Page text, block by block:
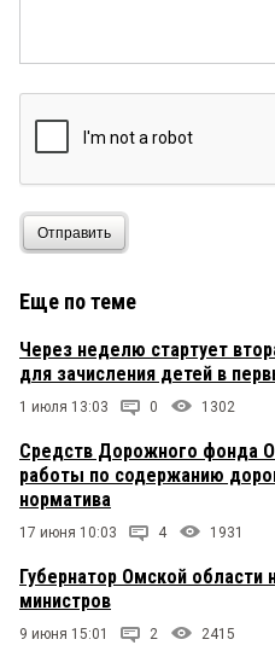
Отправить
Еще по теме
Через неделю стартует
для зачисления детей в
1 июля 13:03 0 1302
Средств Дорожного фонда
работы по содержанию
норматива
17 июня 10:03 4 1931
Губернатор Омской области
министров
9 июня 15:01 2 2415